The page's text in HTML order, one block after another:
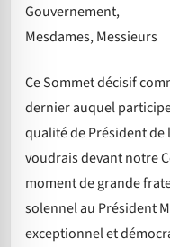
Gouvernement,
Mesdames, Messieurs
Ce Sommet décisif
dernier auquel
qualité de Président de
voudrais devant notre
moment de grande
solennel au Président
exceptionnel et